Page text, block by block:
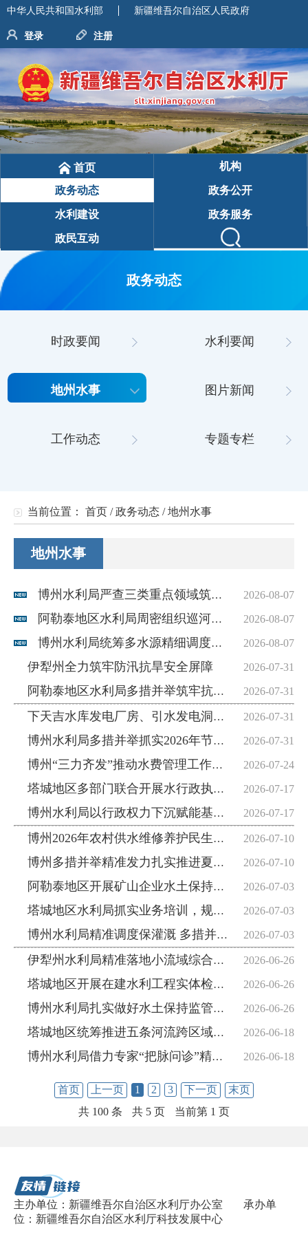
中华人民共和国水利部 新疆维吾尔自治区人民政府
登录 注册
首页 机构
政务动态 政务公开
水利建设 政务服务
政民互动
政务动态
时政要闻 水利要闻
地州水事 图片新闻
工作动态 专题专栏
当前位置： 首页 /政务动态 /地州水事
地州水事
2026-08-07
博州水利局严查三类重点领域筑牢汛期水利安全防线
2026-08-07
阿勒泰地区水利局周密组织巡河履职
2026-08-07
博州水利局统筹多水源精细调度筑牢高温夏灌供水保障防线
2026-07-31
伊犁州全力筑牢防汛抗旱安全屏障
2026-07-31
阿勒泰地区水利局多措并举筑牢抗旱保灌民生防线
2026-07-31
下天吉水库发电厂房、引水发电洞圆满完成单位工程验收
2026-07-31
博州水利局多措并举抓实2026年节约用水工作
2026-07-24
博州“三力齐发”推动水费管理工作提质增效
2026-07-17
塔城地区多部门联合开展水行政执法案卷评查筑牢依法治水法治根基
2026-07-17
博州水利局以行政权力下沉赋能基层一线持续推动基层治理体系提质增效
2026-07-10
博州2026年农村供水维修养护民生实事项目全面开工建设
2026-07-10
博州多措并举精准发力扎实推进夏灌保障工作
2026-07-03
阿勒泰地区开展矿山企业水土保持、水资源管理及节约用水专项执法检查
2026-07-03
塔城地区水利局抓实业务培训，规范农村供水
2026-07-03
博州水利局精准调度保灌溉 多措并举防旱情
2026-06-26
伊犁州水利局精准落地小流域综合治理夯实生态水利发展根基
2026-06-26
塔城地区开展在建水利工程实体检测工作
2026-06-26
博州水利局扎实做好水土保持监管工作
2026-06-18
塔城地区统筹推进五条河流跨区域联合执法严守河湖水资源安全底线
2026-06-18
博州水利局借力专家“把脉问诊”精准提升在建水利工程质量安全水平
首页 上一页 1 2 3 下一页
末页
共 100 条
共 5 页 当前第 1 页
主办单位：新疆维吾尔自治区水利厅办公室
承办单
位：新疆维吾尔自治区水利厅科技发展中心